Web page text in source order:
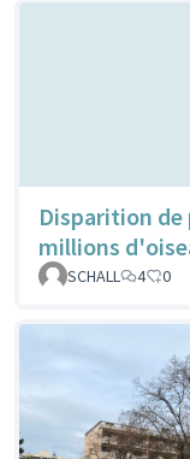
Disparition de
millions
SCHALL
4 0